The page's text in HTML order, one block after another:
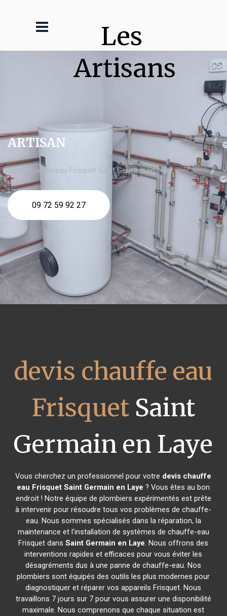
Les
Artisans
ARTISAN
devis chauffe eau Frisquet Saint Germain en Laye
09 72 59 92 27
devis chauffe eau
FrisquetSaint
Germain en Laye
Vous cherchez un professionnel pour votre devis chauffe
eau Frisquet Saint Germain en Laye ? Vous êtes au bon
endroit ! Notre équipe de plombiers expérimentés est prête
à intervenir pour résoudre tous vos problèmes de chauffe-
eau. Nous sommes spécialisés dans la réparation, la
maintenance et l'installation de systèmes de chauffe-eau
Frisquet dansSaint Germain en Laye. Nous offrons des
interventions rapides et efficaces pour vous éviter les
désagréments dus à une panne de chauffe-eau. Nos
plombiers sont équipés des outils les plus modernes pour
diagnostiquer et réparer vos appareils Frisquet. Nous
travaillons 7 jours sur 7 pour vous assurer une disponibilité
maximale. Nous comprenons que chaque situation est